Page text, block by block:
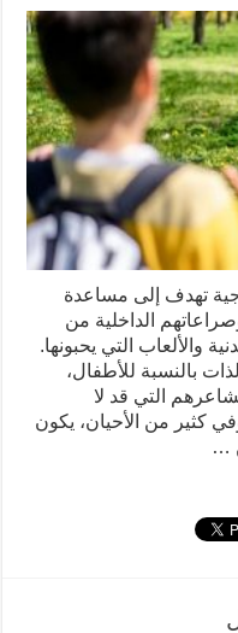
تهدف إلى مساعدة
الداخلية من
والألعاب التي يحبونها.
بالنسبة للأطفال،
التي قد لا
كثير من الأحيان، يكون
…